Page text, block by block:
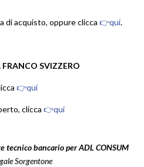
di acquisto, oppure clicca 👉qui.
SVIZZERO
👉qui
clicca 👉qui
bancario per ADL CONSUM
Sorgentone